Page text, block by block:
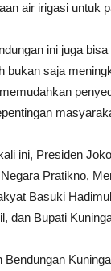
air irigasi untuk
ini juga
bukan saja
ini, Presiden
Pratikno,
Basuki
dan Bupati
Bendungan